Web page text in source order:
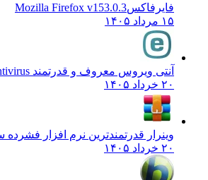
فایرفاکسMozilla Firefox v153.0.3
۱۵ مرداد ۱۴۰۵
آنتی ویروس معروف و قدرتمند NOD32
۲۰ خرداد ۱۴۰۵
وینرار قدرتمندترین نرم افزار
۲۰ خرداد ۱۴۰۵